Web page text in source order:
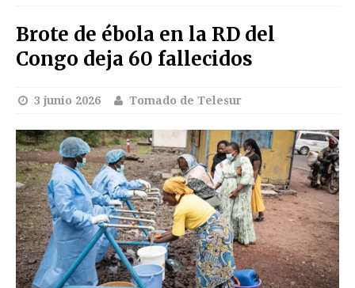
Brote de ébola en la RD del
Congo deja 60 fallecidos
3 junio 2026 Tomado de Telesur